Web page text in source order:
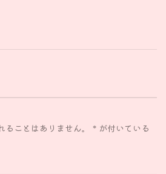
ことはありません。 * が付いている